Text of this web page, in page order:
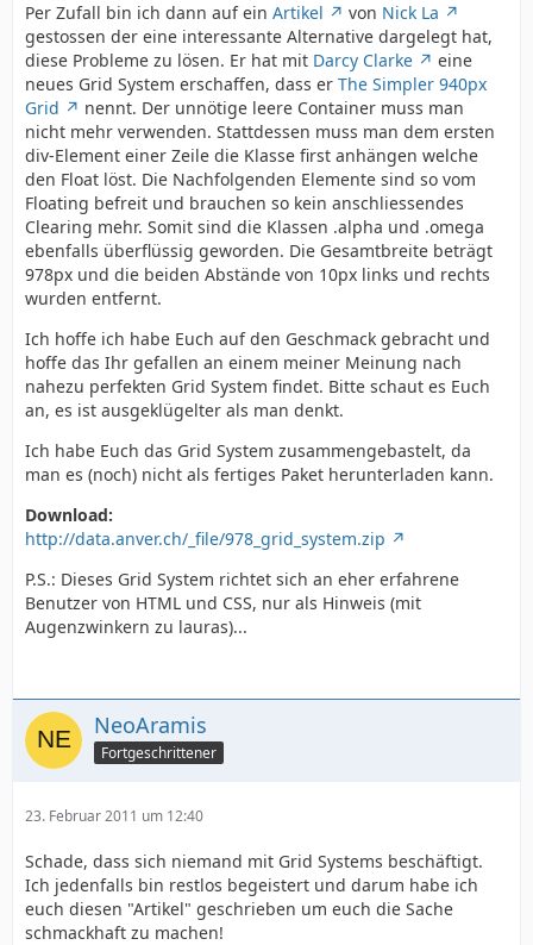
Per Zufall bin ich dann auf ein Artikel von Nick La
gestossen der eine interessante Alternative dargelegt hat,
diese Probleme zu lösen. Er hat mit Darcy Clarke
eine
neues Grid System erschaffen, dass er The Simpler 940px
Grid
nennt. Der unnötige leere Container muss man
nicht mehr verwenden. Stattdessen muss man dem ersten
div-Element einer Zeile die Klasse first anhängen welche
den Float löst. Die Nachfolgenden Elemente sind so vom
Floating befreit und brauchen so kein anschliessendes
Clearing mehr. Somit sind die Klassen .alpha und .omega
ebenfalls überflüssig geworden. Die Gesamtbreite beträgt
978px und die beiden Abstände von 10px links und rechts
wurden entfernt.
Ich hoffe ich habe Euch auf den Geschmack gebracht und
hoffe das Ihr gefallen an einem meiner Meinung nach
nahezu perfekten Grid System findet. Bitte schaut es Euch
an, es ist ausgeklügelter als man denkt.
Ich habe Euch das Grid System zusammengebastelt, da
man es (noch) nicht als fertiges Paket herunterladen kann.
Download:
http://data.anver.ch/_file/978_grid_system.zip
P.S.: Dieses Grid System richtet sich an eher erfahrene
Benutzer von HTML und CSS, nur als Hinweis (mit
Augenzwinkern zu lauras)...
NeoAramis
Fortgeschrittener
23. Februar 2011 um 12:40
Schade, dass sich niemand mit Grid Systems beschäftigt.
Ich jedenfalls bin restlos begeistert und darum habe ich
euch diesen "Artikel" geschrieben um euch die Sache
schmackhaft zu machen!